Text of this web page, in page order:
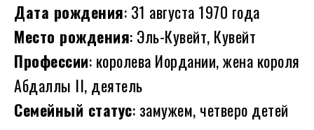
Дата рождения: 31 августа 1970 года
Место рождения: Эль-Кувейт, Кувейт
Профессии: королева Иордании, жена короля
Абдаллы II, деятель
Семейный статус: замужем, четверо детей